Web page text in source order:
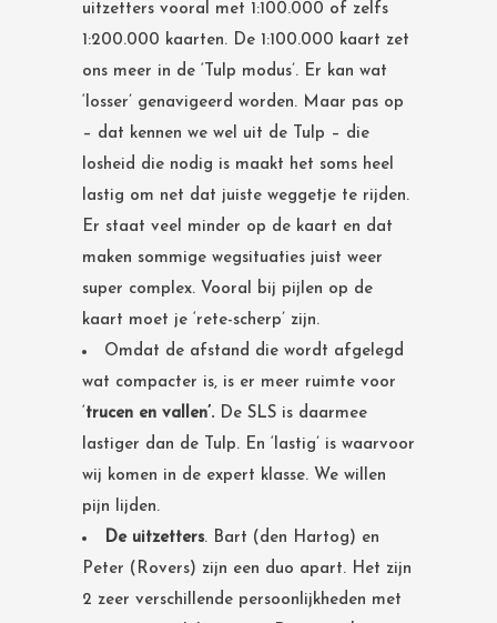
uitzetters vooral met 1:100.000 of zelfs
1:200.000 kaarten. De 1:100.000 kaart zet
ons meer in de ‘Tulp modus’. Er kan wat
‘losser’ genavigeerd worden. Maar pas op
– dat kennen we wel uit de Tulp – die
losheid die nodig is maakt het soms heel
lastig om net dat juiste weggetje te rijden.
Er staat veel minder op de kaart en dat
maken sommige wegsituaties juist weer
super complex. Vooral bij pijlen op de
kaart moet je ‘rete-scherp’ zijn.
Omdat de afstand die wordt afgelegd
wat compacter is, is er meer ruimte voor
trucen en vallen’. De SLS is daarmee
lastiger dan de Tulp. En ‘lastig’ is waarvoor
wij komen in de expert klasse. We willen
pijn lijden.
De uitzetters. Bart (den Hartog) en
Peter (Rovers) zijn een duo apart. Het zijn
2 zeer verschillende persoonlijkheden met